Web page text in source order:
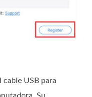
cable USB para